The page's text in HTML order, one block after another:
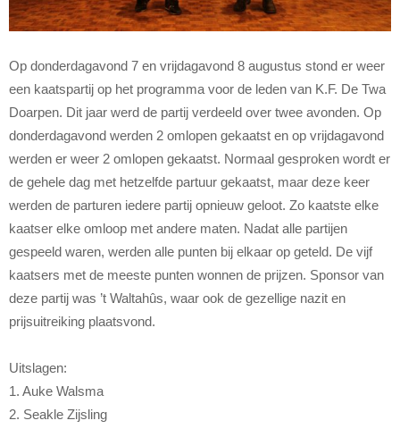
Op donderdagavond 7 en vrijdagavond 8 augustus stond er weer
een kaatspartij op het programma voor de leden van K.F. De Twa
Doarpen. Dit jaar werd de partij verdeeld over twee avonden. Op
donderdagavond werden 2 omlopen gekaatst en op vrijdagavond
werden er weer 2 omlopen gekaatst. Normaal gesproken wordt er
de gehele dag met hetzelfde partuur gekaatst, maar deze keer
werden de parturen iedere partij opnieuw geloot. Zo kaatste elke
kaatser elke omloop met andere maten. Nadat alle partijen
gespeeld waren, werden alle punten bij elkaar op geteld. De vijf
kaatsers met de meeste punten wonnen de prijzen. Sponsor van
deze partij was ’t Waltahûs, waar ook de gezellige nazit en
prijsuitreiking plaatsvond.
Uitslagen:
1. Auke Walsma
2. Seakle Zijsling